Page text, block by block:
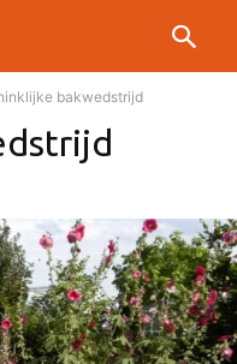
bakwedstrijd